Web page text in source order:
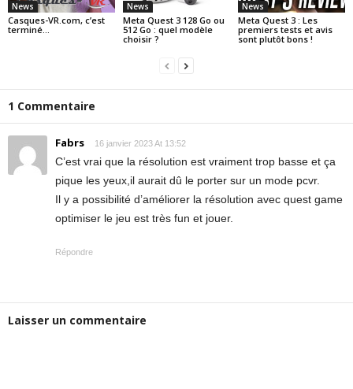
News
Casques-VR.com, c’est
terminé…
News
Meta Quest 3 128 Go ou
512 Go : quel modèle
choisir ?
News
Meta Quest 3 : Les
premiers tests et avis
sont plutôt bons !
1 Commentaire
Fabrs 16 janvier 2023 At 13:52
C’est vrai que la résolution est vraiment trop basse et ça
pique les yeux,il aurait dû le porter sur un mode pcvr.
Il y a possibilité d’améliorer la résolution avec quest game
optimiser le jeu est très fun et jouer.
Répondre
Laisser un commentaire